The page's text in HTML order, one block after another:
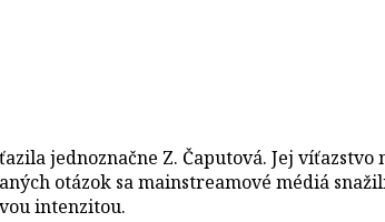
jednoznačne Z. Čaputová. Jej
otázok sa mainstreamové médiá
intenzitou.